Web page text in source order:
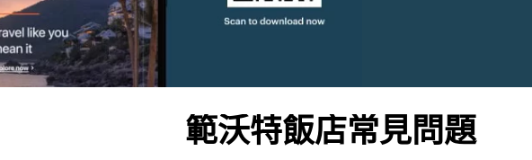
範沃特飯店常見問題